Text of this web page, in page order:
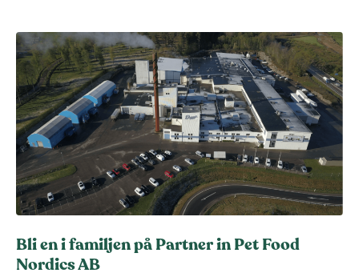
Bli en i familjen på Partner in Pet Food
Nordics AB